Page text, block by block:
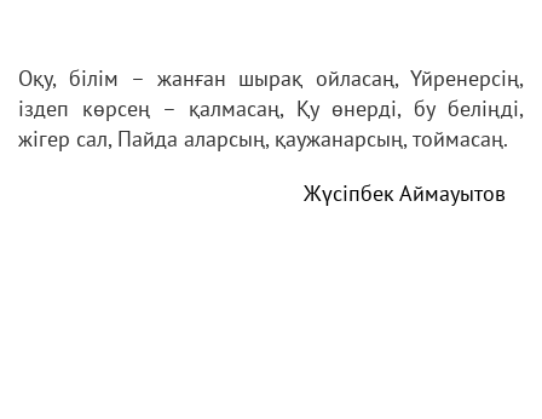
Оқу, білім – жанған шырақ ойласаң, Үйренерсің,
іздеп көрсең – қалмасаң, Қу өнерді, бу беліңді,
жігер сал, Пайда аларсың, қаужанарсың, тоймасаң.
Жүсіпбек Аймауытов